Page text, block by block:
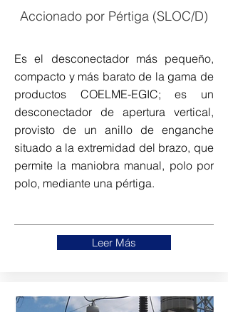
Accionado por Pértiga (SLOC/D)
Es el desconectador más pequeño,
compacto y más barato de la gama de
productos COELME-EGIC; es un
desconectador de apertura vertical,
provisto de un anillo de enganche
situado a la extremidad del brazo, que
permite la maniobra manual, polo por
polo, mediante una pértiga.
Leer Más